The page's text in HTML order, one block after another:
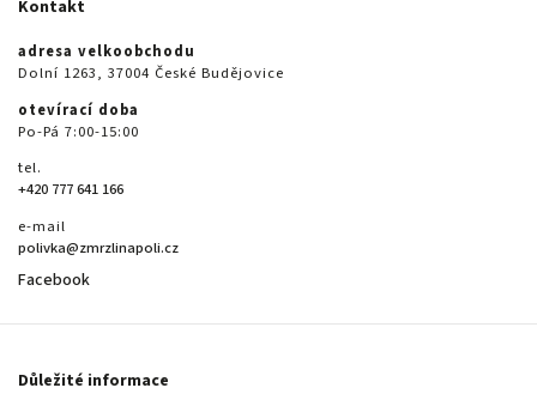
Kontakt
adresa velkoobchodu
Dolní 1263, 37004 České Budějovice
otevírací doba
Po-Pá 7:00-15:00
tel.
+420 777 641 166
e-mail
polivka@zmrzlinapoli.cz
Facebook
Důležité informace